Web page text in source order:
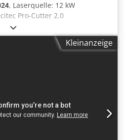
, Laserquelle: 12 kW
Pro-Cutter 2.0
Effektiver Arbeitsbereich:
120
Kleinanzeige